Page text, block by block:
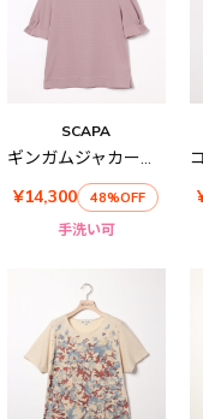
SCAPA
ギンガムジャカードカットソー
¥14,300
48%OFF
手洗い可